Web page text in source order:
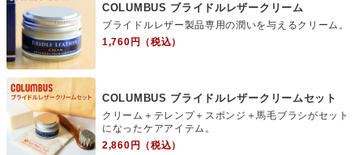
COLUMBUS ブライドルレザークリーム
ブライドルレザー製品専用の潤いを与えるクリーム。
1,760円（税込）
COLUMBUS ブライドルレザークリームセット
クリーム＋テレンプ＋スポンジ＋馬毛ブラシがセット
になったケアアイテム。
2,860円（税込）